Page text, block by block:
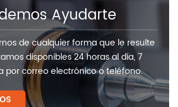
Ayudarte
de cualquier forma que le resulte
disponibles 24 horas al día, 7
por correo electrónico o teléfono.